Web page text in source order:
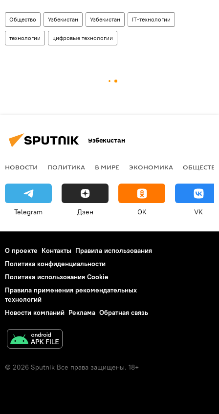
Общество Узбекистан Узбекистан IT-технологии
технологии цифровые технологии
Узбекистан
НОВОСТИ ПОЛИТИКА В МИРЕ ЭКОНОМИКА
Telegram Дзен OK VK
О проекте Контакты Правила использования
Политика конфиденциальности
Политика использования Cookie
Правила применения рекомендательных
технологий
Новости компаний Реклама Обратная связь
© 2026 Sputnik Все права защищены. 18+